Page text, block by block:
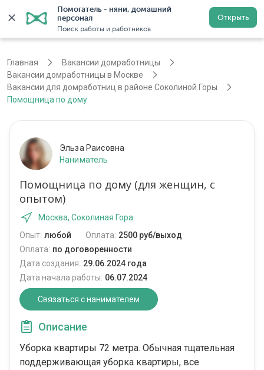
Помогатель - няни, домашний
персонал
Поиск работы и работников
Открыть
Регистрация
Главная
Вакансии домработницы
Вакансии домработницы в Москве
Вакансии для домработниц в районе Соколиной Горы
Помощница по дому
Эльза Раисовна
Наниматель
Помощница по дому (для женщин, с
опытом)
Москва, Соколиная Гора
Опыт: любой Оплата: 2500 руб/выход
Оплата: по договоренности
Дата создания: 29.06.2024 года
Дата начала работы: 06.07.2024
Связаться с нанимателем
Описание
Уборка квартиры 72 метра. Обычная тщательная
поддерживающая уборка квартиры, все